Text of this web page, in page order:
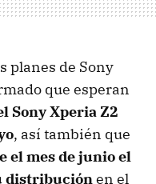
planes de Sony
que esperan
Sony Xperia Z2
, así también que
el mes de junio el
distribuciónen el